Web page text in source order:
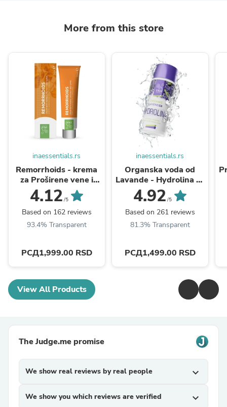
More from this store
inaessentials.rs
Remorrhoids - krema
za Proširene vene i
Hemoroide - visoko
obogaćena drvetom
Ruja i Divljim Kestenom
4.12 /5
Based on 162 reviews
93.4% Transparent
РСД1,999.00 RSD
inaessentials.rs
Organska voda od
Lavande - Hydrolina za
Akne
4.92 /5
Based on 261 reviews
81.3% Transparent
РСД1,499.00 RSD
View All Products
The Judge.me promise
We show real reviews by real people expand_more
We show you which reviews are verified expand_more